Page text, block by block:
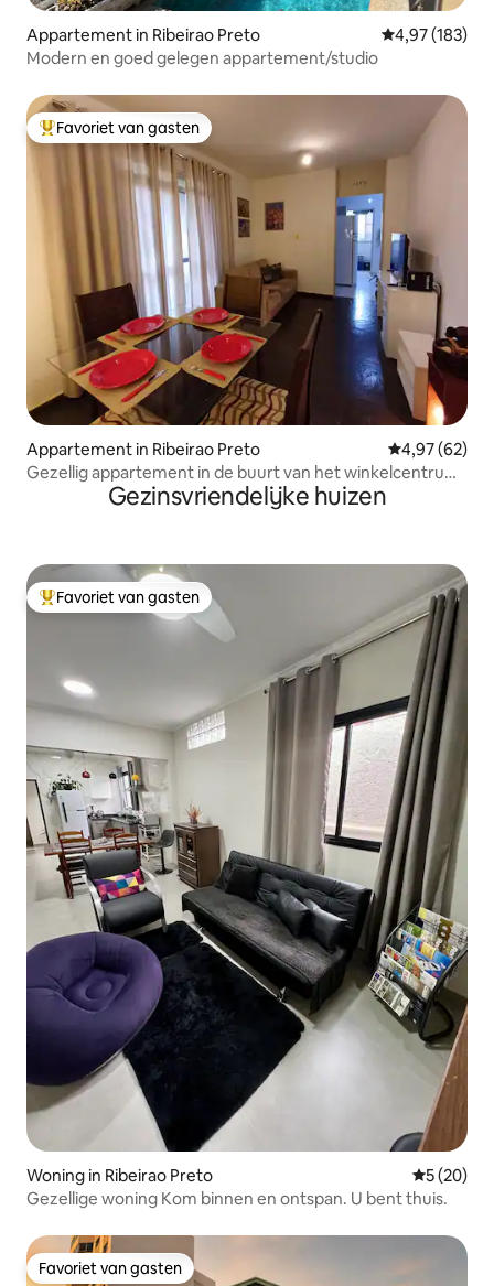
Appartement in Ribeirao Preto Gemiddelde
4,97 (183)
Modern en goed gelegen appartement/studio
Topfavoriet van gasten
Favoriet van gasten
Appartement in Ribeirao Preto Gemiddelde
4,97 (62)
Gezellig appartement in de buurt van het winkelcentrum
Gezinsvriendelijke huizen
Topfavoriet van gasten
Favoriet van gasten
Woning in Ribeirao Preto
5 (20)
Gezellige woning Kom binnen en ontspan. U bent thuis.
Favoriet van gasten
Favoriet van gasten